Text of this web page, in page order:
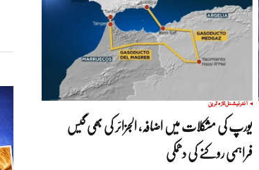
انٹرنیشنلتازہ ترین
یورپ کی مشکلات میں اضافہ، الجزائر کی بھی گیس
فراہمی روکنے کی دھمکی